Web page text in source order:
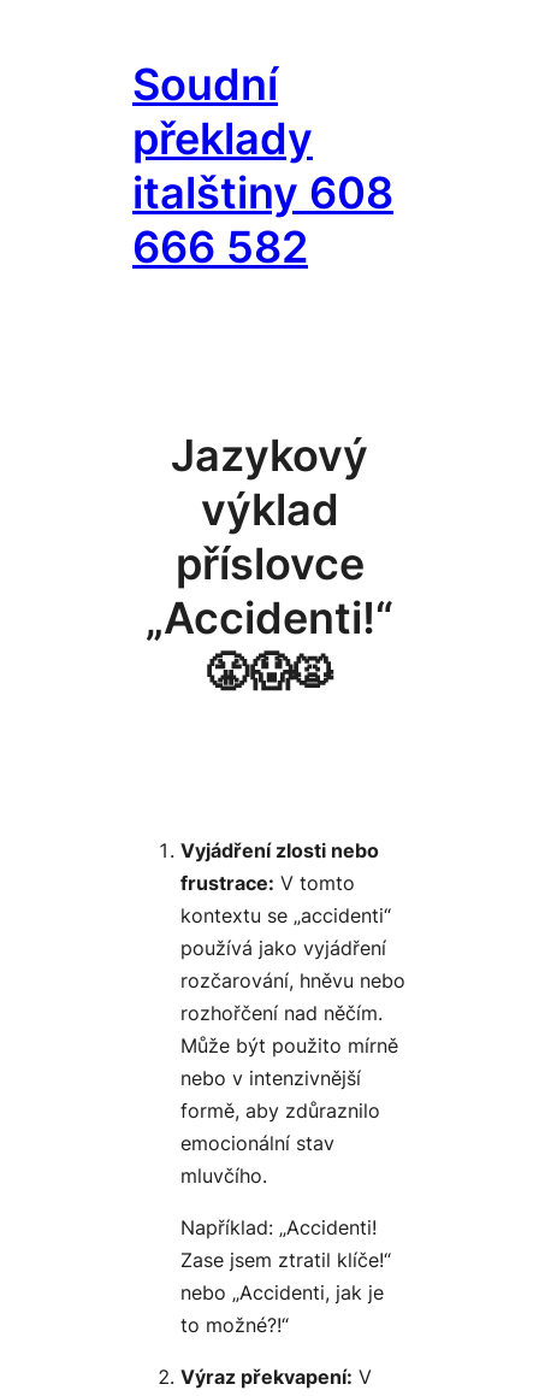
obsahSoudní
překlady
italštiny 608
666 582
Jazykový
výklad
příslovce
„Accidenti!“
😤😱🙀
Vyjádření zlosti nebo
frustrace: V tomto
kontextu se „accidenti“
používá jako vyjádření
rozčarování, hněvu nebo
rozhořčení nad něčím.
Může být použito mírně
nebo v intenzivnější
formě, aby zdůraznilo
emocionální stav
mluvčího.
Například: „Accidenti!
Zase jsem ztratil klíče!“
nebo „Accidenti, jak je
to možné?!“
Výraz překvapení: V